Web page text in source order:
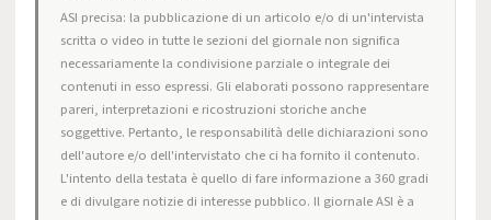
ASI precisa: la pubblicazione di un articolo e/o di un'intervista
scritta o video in tutte le sezioni del giornale non significa
necessariamente la condivisione parziale o integrale dei
contenuti in esso espressi. Gli elaborati possono rappresentare
pareri, interpretazioni e ricostruzioni storiche anche
soggettive. Pertanto, le responsabilità delle dichiarazioni sono
dell'autore e/o dell'intervistato che ci ha fornito il contenuto.
L'intento della testata è quello di fare informazione a 360 gradi
e di divulgare notizie di interesse pubblico. Il giornale ASI è a